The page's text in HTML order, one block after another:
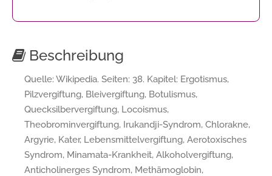
Beschreibung
Quelle: Wikipedia. Seiten: 38. Kapitel: Ergotismus,
Pilzvergiftung, Bleivergiftung, Botulismus,
Quecksilbervergiftung, Locoismus,
Theobrominvergiftung, Irukandji-Syndrom, Chlorakne,
Argyrie, Kater, Lebensmittelvergiftung, Aerotoxisches
Syndrom, Minamata-Krankheit, Alkoholvergiftung,
Anticholinerges Syndrom, Methämoglobin,